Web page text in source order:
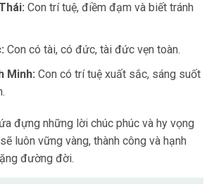
Con trí tuệ, điềm đạm và biết tránh
Con có tài, có đức, tài đức vẹn toàn.
Minh: Con có trí tuệ xuất sắc, sáng suốt
đựng những lời chúc phúc và hy vọng
luôn vững vàng, thành công và hạnh
đường đời.